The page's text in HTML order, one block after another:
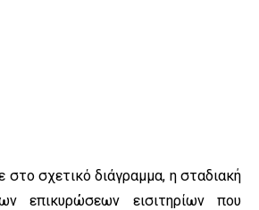
σχετικό διάγραμμα, η σταδιακή
επικυρώσεων εισιτηρίων που